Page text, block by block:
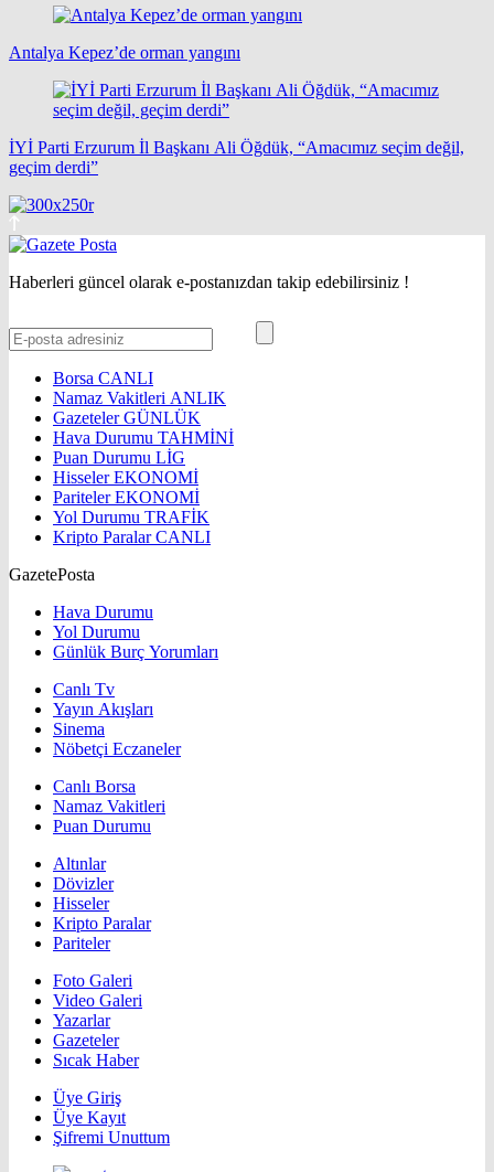
Antalya Kepez’de orman yangını
İYİ Parti Erzurum İl Başkanı Ali Öğdük, “Amacımız seçim değil,
geçim derdi”
Haberleri güncel olarak e-postanızdan takip edebilirsiniz !
Borsa CANLI
Namaz Vakitleri ANLIK
GazetelerGÜNLÜK
Hava Durumu TAHMİNİ
Puan Durumu LİG
HisselerEKONOMİ
ParitelerEKONOMİ
Yol Durumu TRAFİK
Kripto ParalarCANLI
GazetePosta
Hava Durumu
Yol Durumu
Günlük Burç Yorumları
Canlı Tv
Yayın Akışları
Sinema
Nöbetçi Eczaneler
Canlı Borsa
Namaz Vakitleri
Puan Durumu
Altınlar
Dövizler
Hisseler
Kripto Paralar
Pariteler
Foto Galeri
Video Galeri
Yazarlar
Gazeteler
Sıcak Haber
Üye Giriş
Üye Kayıt
Şifremi Unuttum